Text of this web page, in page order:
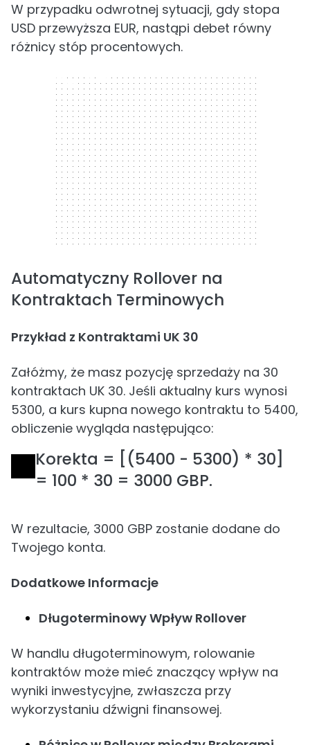
W przypadku odwrotnej sytuacji, gdy stopa
USD przewyższa EUR, nastąpi debet równy
różnicy stóp procentowych.
300 x 250
Automatyczny Rollover na
Kontraktach Terminowych
Przykład z Kontraktami UK 30
Załóżmy, że masz pozycję sprzedaży na 30
kontraktach UK 30. Jeśli aktualny kurs wynosi
5300, a kurs kupna nowego kontraktu to 5400,
obliczenie wygląda następująco:
Korekta = [(5400 - 5300) * 30]
= 100 * 30 = 3000 GBP.
W rezultacie, 3000 GBP zostanie dodane do
Twojego konta.
Dodatkowe Informacje
Długoterminowy Wpływ Rollover
W handlu długoterminowym, rolowanie
kontraktów może mieć znaczący wpływ na
wyniki inwestycyjne, zwłaszcza przy
wykorzystaniu dźwigni finansowej.